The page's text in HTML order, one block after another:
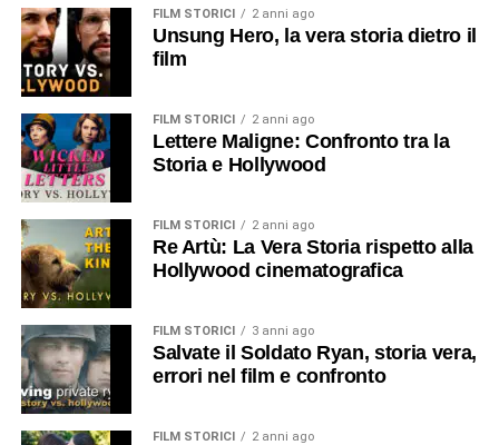
FILM STORICI 2 anni ago
Unsung Hero, la vera storia dietro il
film
FILM STORICI 2 anni ago
Lettere Maligne: Confronto tra la
Storia e Hollywood
FILM STORICI 2 anni ago
Re Artù: La Vera Storia rispetto alla
Hollywood cinematografica
FILM STORICI 3 anni ago
Salvate il Soldato Ryan, storia vera,
errori nel film e confronto
FILM STORICI 2 anni ago